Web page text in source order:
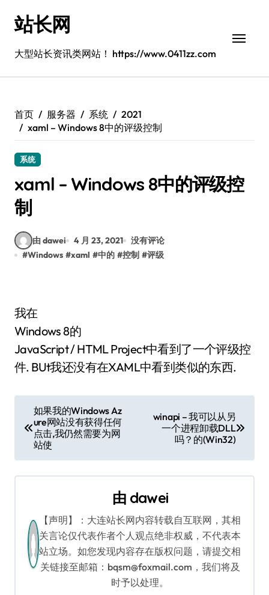
站长网
大型站长资讯类网站！ https://www.0411zz.com
首页 服务器 系统
2021
xaml – Windows 8中的评级控制
系统
xaml – Windows 8中的评级控
制
由 dawei 4 月 23, 2021
没有评论
#Windows #xaml #中的 #控制 #评级
我在
Windows 8的
JavaScript / HTML Project中看到了一个评级控
件. BUt我还没有在XAML中看到类似的东西.
章
导
航
如果我的Windows Az
ure网站没有获得任何
点击,我仍然需要为网
站使
winapi – 我可以从另
一个进程卸载DLL
吗？的(Win32)
由 dawei
【声明】：大连站长网内容转载自互联网，其相
关言论仅代表作者个人观点绝非权威，不代表本
站立场。如您发现内容存在版权问题，请提交相
关链接至邮箱：bqsm@foxmail.com，我们将及
时予以处理。